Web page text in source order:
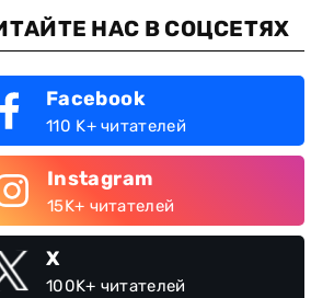
НАС В СОЦСЕТЯХ
Facebook
110 K+ читателей
Instagram
15K+ читателей
X
100K+ читателей